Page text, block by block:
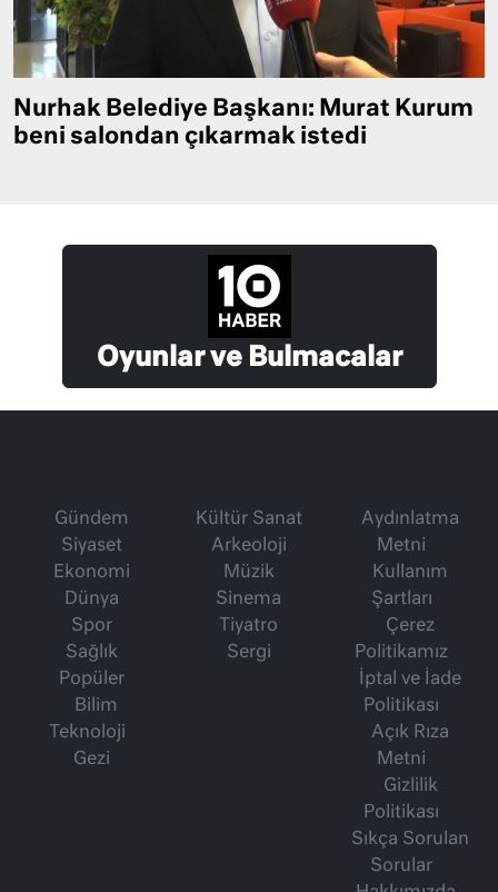
Nurhak Belediye Başkanı: Murat Kurum
beni salondan çıkarmak istedi
Oyunlar ve Bulmacalar
Gündem
Siyaset
Ekonomi
Dünya
Spor
Sağlık
Popüler
Bilim
Teknoloji
Gezi
Kültür Sanat
Arkeoloji
Müzik
Sinema
Tiyatro
Sergi
Aydınlatma
Metni
Kullanım
Şartları
Çerez
Politikamız
İptal ve İade
Politikası
Açık Rıza
Metni
Gizlilik
Politikası
Sıkça Sorulan
Sorular